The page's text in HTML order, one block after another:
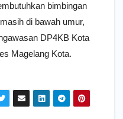
bimbingan
di bawah umur,
DP4KB Kota
Magelang Kota.